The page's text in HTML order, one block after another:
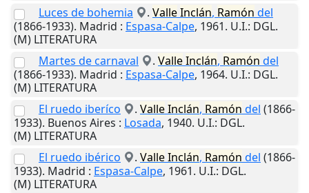
Luces de bohemia
. ValleInclán, Ramón del
(1866-1933). Madrid : Espasa-Calpe, 1961. U.I.: DGL.
(M) LITERATURA
Martes de carnaval
. ValleInclán, Ramón del
(1866-1933). Madrid : Espasa-Calpe, 1964. U.I.: DGL.
(M) LITERATURA
El ruedo iberíco
. ValleInclán, Ramón del (1866-
1933). Buenos Aires : Losada, 1940. U.I.: DGL.
(M) LITERATURA
El ruedo ibérico
. ValleInclán, Ramón del (1866-
1933). Madrid : Espasa-Calpe, 1961. U.I.: DGL.
(M) LITERATURA